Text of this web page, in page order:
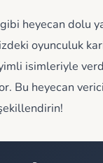
heyecan dolu
oyunculuk
isimleriyle
Bu heyecan